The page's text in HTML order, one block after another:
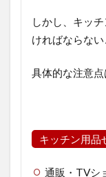
しかし、キッ
ければならない
具体的な注意点
キッチン用品
通販・TVシ